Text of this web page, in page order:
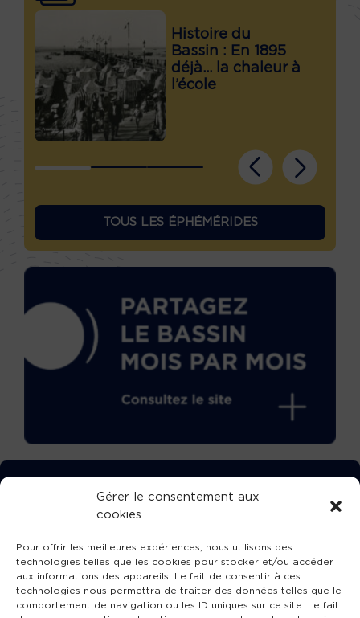
Gérer le consentement aux
cookies
Pour offrir les meilleures expériences, nous utilisons des
technologies telles que les cookies pour stocker et/ou accéder
aux informations des appareils. Le fait de consentir à ces
technologies nous permettra de traiter des données telles que le
comportement de navigation ou les ID uniques sur ce site. Le fait
Histoire du
Bassin : En 1895
déjà… la chaleur à
l’école
TOUS LES ÉPHÉMÉRIDES
TÉLÉCHARGEZ GRATUITEMENT
L’APPLICATION TVBA !
SUIVEZ-NOUS !